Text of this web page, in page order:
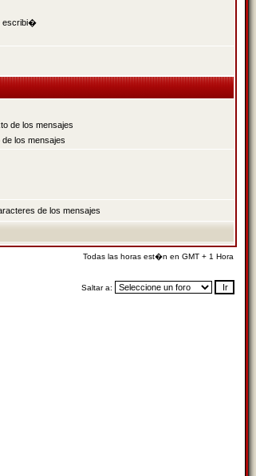
escribi�
de los mensajes
los mensajes
de los mensajes
Todas las horas est�n en GMT + 1 Hora
Saltar a: